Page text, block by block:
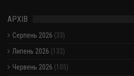
АРХІВ
Серпень 2026 (33)
Липень 2026 (132)
Червень 2026 (105)